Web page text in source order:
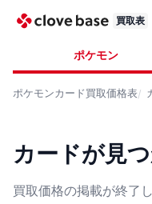
買取表
ポケモン
ポケモンカード買取価格表
カードが見
買取価格の掲載が終了